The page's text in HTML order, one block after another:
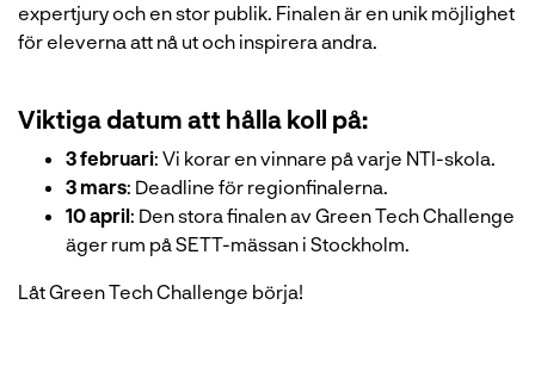
expertjury och en stor publik. Finalen är en unik möjlighet
för eleverna att nå ut och inspirera andra.
Viktiga datum att hålla koll på:
3 februari: Vi korar en vinnare på varje NTI-skola.
3 mars: Deadline för regionfinalerna.
10 april: Den stora finalen av Green Tech Challenge
äger rum på SETT-mässan i Stockholm.
Låt Green Tech Challenge börja!